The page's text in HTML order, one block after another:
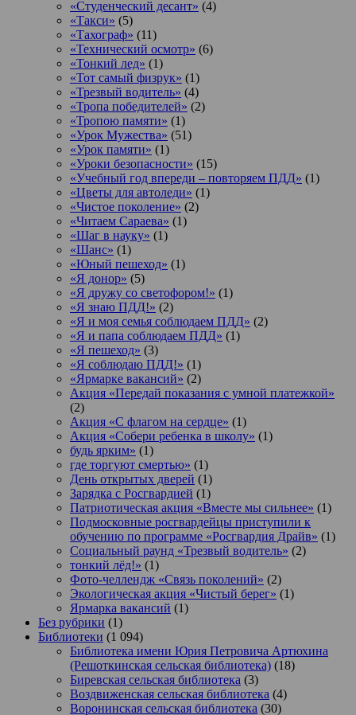
«Студенческий десант» (4)
«Такси» (5)
«Тахограф» (11)
«Технический осмотр» (6)
«Тонкий лед» (1)
«Тот самый физрук» (1)
«Трезвый водитель» (4)
«Тропа победителей» (2)
«Тропою памяти» (1)
«Урок Мужества» (51)
«Урок памяти» (1)
«Уроки безопасности» (15)
«Учебный год впереди – повторяем ПДД» (1)
«Цветы для автоледи» (1)
«Чистое поколение» (2)
«Читаем Сараева» (1)
«Шаг в науку» (1)
«Шанс» (1)
«Юный пешеход» (1)
«Я донор» (5)
«Я дружу со светофором!» (1)
«Я знаю ПДД!» (2)
«Я и моя семья соблюдаем ПДД» (2)
«Я и папа соблюдаем ПДД» (1)
«Я пешеход» (3)
«Я соблюдаю ПДД!» (1)
«Ярмарке вакансий» (2)
Акция «Передай показания с умной платежкой»
(2)
Акция «С флагом на сердце» (1)
Акция «Собери ребенка в школу» (1)
будь ярким» (1)
где торгуют смертью» (1)
День открытых дверей (1)
Зарядка с Росгвардией (1)
Патриотическая акция «Вместе мы сильнее» (1)
Подмосковные росгвардейцы приступили к
обучению по программе «Росгвардия Драйв» (1)
Социальный раунд «Трезвый водитель» (2)
тонкий лёд!» (1)
Фото-челлендж «Связь поколений» (2)
Экологическая акция «Чистый берег» (1)
Ярмарка вакансий (1)
Без рубрики (1)
Библиотеки (1 094)
Библиотека имени Юрия Петровича Артюхина
(Решоткинская сельская библиотека) (18)
Биревская сельская библиотека (3)
Воздвиженская сельская библиотека (4)
Воронинская сельская библиотека (30)